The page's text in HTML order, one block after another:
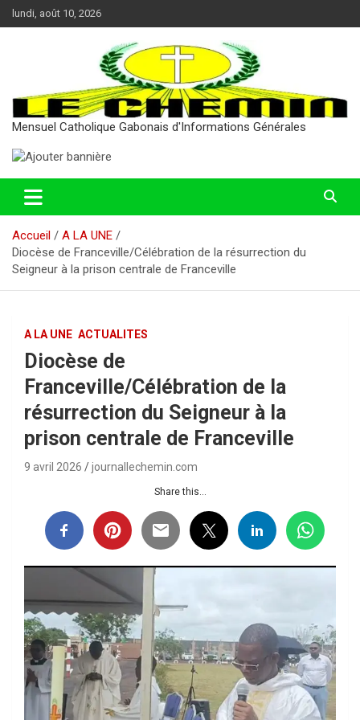
Aller
au
lundi, août 10, 2026
Mensuel Catholique Gabonais d'Informations Générales
Accueil
A LA UNE
Diocèse de Franceville/Célébration de la résurrection du
Seigneur à la prison centrale de Franceville
A LA UNE ACTUALITES
Diocèse de
Franceville/Célébration de la
résurrection du Seigneur à la
prison centrale de Franceville
9 avril 2026 journallechemin.com
Share this...